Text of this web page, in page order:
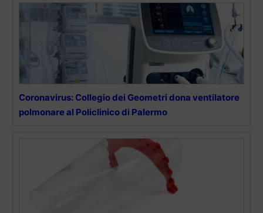
Coronavirus: Collegio dei Geometri dona ventilatore
polmonare al Policlinico di Palermo